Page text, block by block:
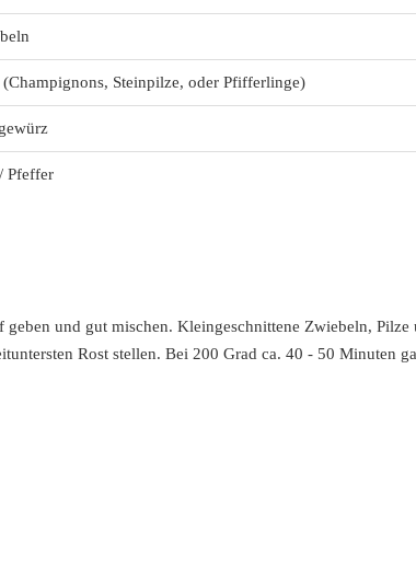
(Champignons, Steinpilze, oder Pfifferlinge)
Pfeffer
und gut mischen. Kleingeschnittene Zwiebeln,
Rost stellen. Bei 200 Grad ca. 40 - 50 Minuten